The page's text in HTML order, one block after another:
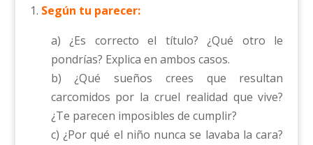
1. Según tu parecer:
a) ¿Es correcto el título? ¿Qué otro le
pondrías? Explica en ambos casos.
b) ¿Qué sueños crees que resultan
carcomidos por la cruel realidad que vive?
¿Te parecen imposibles de cumplir?
c) ¿Por qué el niño nunca se lavaba la cara?